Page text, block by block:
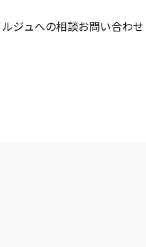
ジュへの相談お問い合わせ